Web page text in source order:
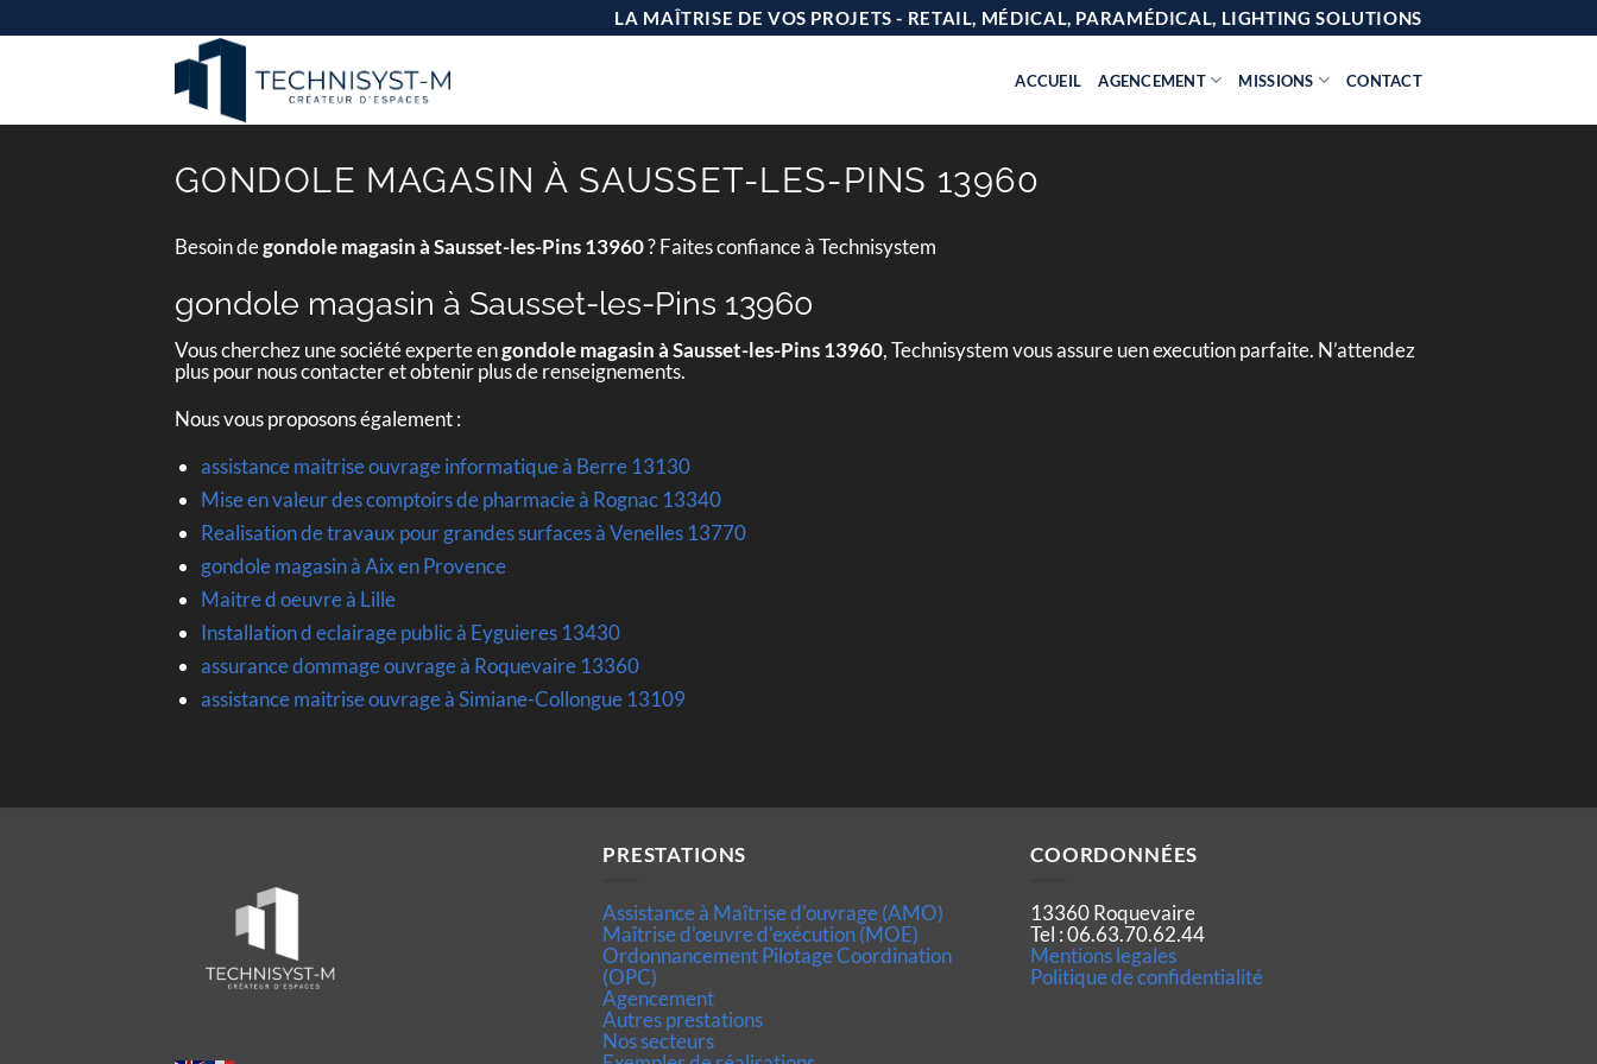
au
LA MAÎTRISE DE VOS PROJETS - RETAIL, MÉDICAL, PARAMÉDICAL, LIGHTING SOLUTIONS
ACCUEIL AGENCEMENT MISSIONS CONTACT
GONDOLE MAGASIN À SAUSSET-LES-PINS 13960
Besoin degondole magasin à Sausset-les-Pins 13960? Faites confiance à Technisystem
gondole magasin à Sausset-les-Pins 13960
Vous cherchez une société experte engondole magasin à Sausset-les-Pins 13960, Technisystem vous assure uen execution parfaite. N’attendez
plus pour nous contacter et obtenir plus de renseignements.
Nous vous proposons également :
assistance maitrise ouvrage informatique à Berre 13130
Mise en valeur des comptoirs de pharmacie à Rognac 13340
Realisation de travaux pour grandes surfaces à Venelles 13770
gondole magasin à Aix en Provence
Maitre d oeuvre à Lille
Installation d eclairage public à Eyguieres 13430
assurance dommage ouvrage à Roquevaire 13360
assistance maitrise ouvrage à Simiane-Collongue 13109
PRESTATIONS
Assistance à Maîtrise d'ouvrage (AMO)
Maîtrise d’œuvre d'exécution (MOE)
Ordonnancement Pilotage Coordination
(OPC)
Agencement
Autres prestations
Nos secteurs
COORDONNÉES
13360 Roquevaire
Tel : 06.63.70.62.44
Mentions legales
Politique de confidentialité